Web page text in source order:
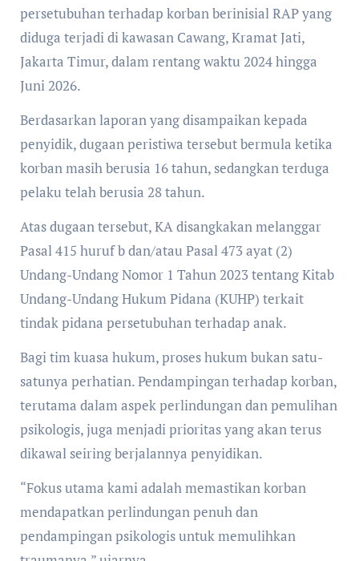
persetubuhan terhadap korban berinisial RAP yang
diduga terjadi di kawasan Cawang, Kramat Jati,
Jakarta Timur, dalam rentang waktu 2024 hingga
Juni 2026.
Berdasarkan laporan yang disampaikan kepada
penyidik, dugaan peristiwa tersebut bermula ketika
korban masih berusia 16 tahun, sedangkan terduga
pelaku telah berusia 28 tahun.
Atas dugaan tersebut, KA disangkakan melanggar
Pasal 415 huruf b dan/atau Pasal 473 ayat (2)
Undang-Undang Nomor 1 Tahun 2023 tentang Kitab
Undang-Undang Hukum Pidana (KUHP) terkait
tindak pidana persetubuhan terhadap anak.
Bagi tim kuasa hukum, proses hukum bukan satu-
satunya perhatian. Pendampingan terhadap korban,
terutama dalam aspek perlindungan dan pemulihan
psikologis, juga menjadi prioritas yang akan terus
dikawal seiring berjalannya penyidikan.
“Fokus utama kami adalah memastikan korban
mendapatkan perlindungan penuh dan
pendampingan psikologis untuk memulihkan